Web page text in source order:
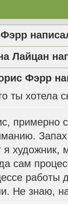
Лайцан
Фэрр
ты хотела
примерно
я художник,
сам
работы
Не знаю,